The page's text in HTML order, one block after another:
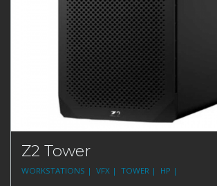
Z2 Tower
WORKSTATIONS | VFX | TOWER | HP |